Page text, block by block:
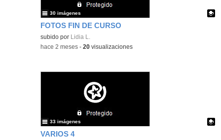
FOTOS FIN DE CURSO
Contenido educativo.
subido por Lidia L.
30 imágenes
-hace 2 meses -20 visualizaciones
VARIOS 4
33 imágenes